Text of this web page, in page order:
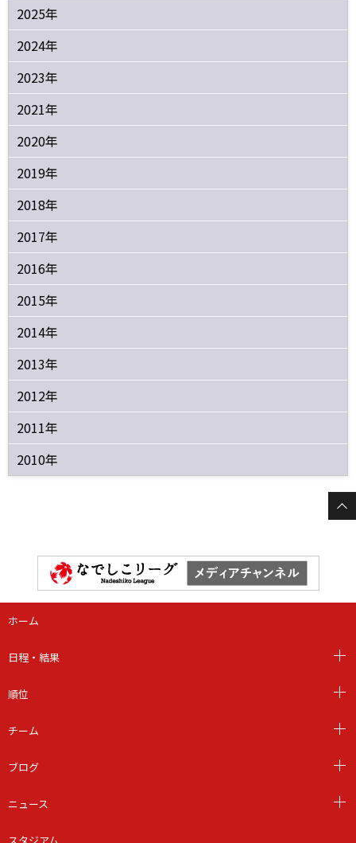
2025年
2024年
2023年
2021年
2020年
2019年
2018年
2017年
2016年
2015年
2014年
2013年
2012年
2011年
2010年
ホーム
日程・結果
順位
チーム
ブログ
ニュース